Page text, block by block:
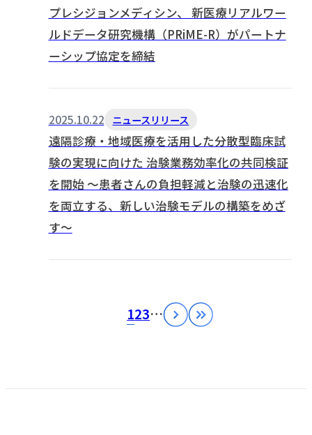
プレシジョンメディシン、 新医療リアルワー
ルドデータ研究機構（PRiME-R）がパートナ
ーシップ協定を締結
2025.10.22 ニュースリリース
遠隔診療・地域医療を活用した分散型臨床試
験の実現に向けた 治験業務効率化の共同検証
を開始 ～患者さんの負担軽減と治験の迅速化
を両立する、新しい治験モデルの構築をめざ
す～
123…